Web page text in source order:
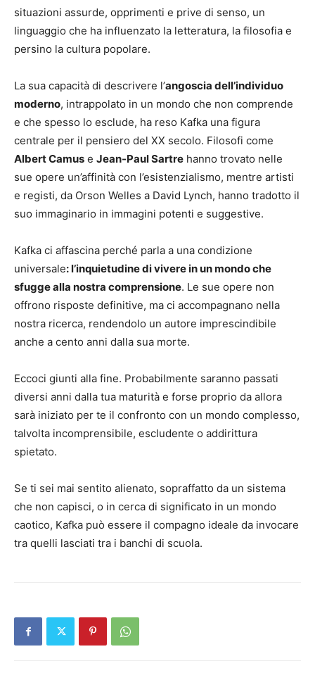
situazioni assurde, opprimenti e prive di senso, un
linguaggio che ha influenzato la letteratura, la filosofia e
persino la cultura popolare.
La sua capacità di descrivere l’angoscia dell’individuo
moderno, intrappolato in un mondo che non comprende
e che spesso lo esclude, ha reso Kafka una figura
centrale per il pensiero del XX secolo. Filosofi come
Albert Camus e Jean-Paul Sartre hanno trovato nelle
sue opere un’affinità con l’esistenzialismo, mentre artisti
e registi, da Orson Welles a David Lynch, hanno tradotto il
suo immaginario in immagini potenti e suggestive.
Kafka ci affascina perché parla a una condizione
universale: l’inquietudine di vivere in un mondo che
sfugge alla nostra comprensione. Le sue opere non
offrono risposte definitive, ma ci accompagnano nella
nostra ricerca, rendendolo un autore imprescindibile
anche a cento anni dalla sua morte.
Eccoci giunti alla fine. Probabilmente saranno passati
diversi anni dalla tua maturità e forse proprio da allora
sarà iniziato per te il confronto con un mondo complesso,
talvolta incomprensibile, escludente o addirittura
spietato.
Se ti sei mai sentito alienato, sopraffatto da un sistema
che non capisci, o in cerca di significato in un mondo
caotico, Kafka può essere il compagno ideale da invocare
tra quelli lasciati tra i banchi di scuola.